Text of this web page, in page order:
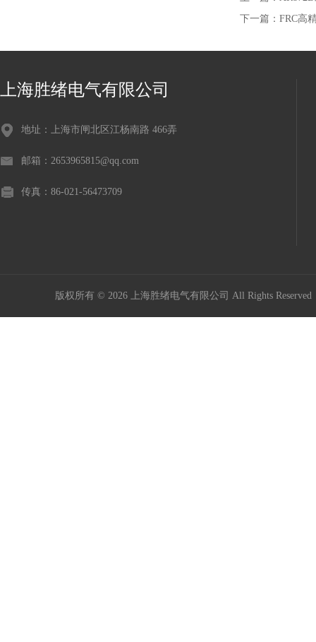
下一篇： FRC高
上海胜绪电气有限公司
地址：上海市闸北区江杨南路 466弄
邮箱：2653965815@qq.com
传真：86-021-56473709
版权所有 © 2026 上海胜绪电气有限公司 All Rights